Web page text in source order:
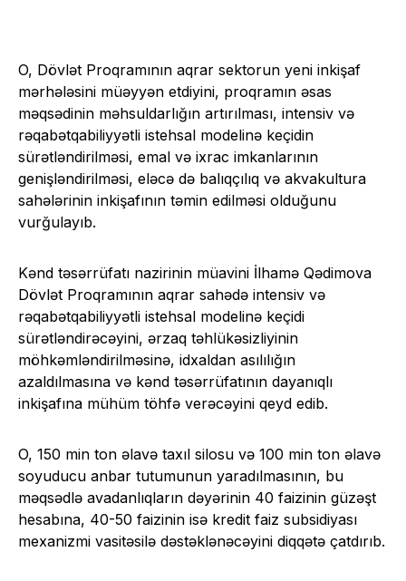
O, Dövlət Proqramının aqrar sektorun yeni inkişaf
mərhələsini müəyyən etdiyini, proqramın əsas
məqsədinin məhsuldarlığın artırılması, intensiv və
rəqabətqabiliyyətli istehsal modelinə keçidin
sürətləndirilməsi, emal və ixrac imkanlarının
genişləndirilməsi, eləcə də balıqçılıq və akvakultura
sahələrinin inkişafının təmin edilməsi olduğunu
vurğulayıb.
Kənd təsərrüfatı nazirinin müavini İlhamə Qədimova
Dövlət Proqramının aqrar sahədə intensiv və
rəqabətqabiliyyətli istehsal modelinə keçidi
sürətləndirəcəyini, ərzaq təhlükəsizliyinin
möhkəmləndirilməsinə, idxaldan asılılığın
azaldılmasına və kənd təsərrüfatının dayanıqlı
inkişafına mühüm töhfə verəcəyini qeyd edib.
O, 150 min ton əlavə taxıl silosu və 100 min ton əlavə
soyuducu anbar tutumunun yaradılmasının, bu
məqsədlə avadanlıqların dəyərinin 40 faizinin güzəşt
hesabına, 40-50 faizinin isə kredit faiz subsidiyası
mexanizmi vasitəsilə dəstəklənəcəyini diqqətə çatdırıb.